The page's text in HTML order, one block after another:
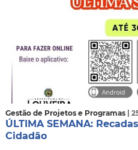
Gestão de Projetos e Programas |
ÚLTIMA SEMANA:
Cidadão